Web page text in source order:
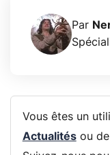
Par
Vous êtes un
Actualitésou de